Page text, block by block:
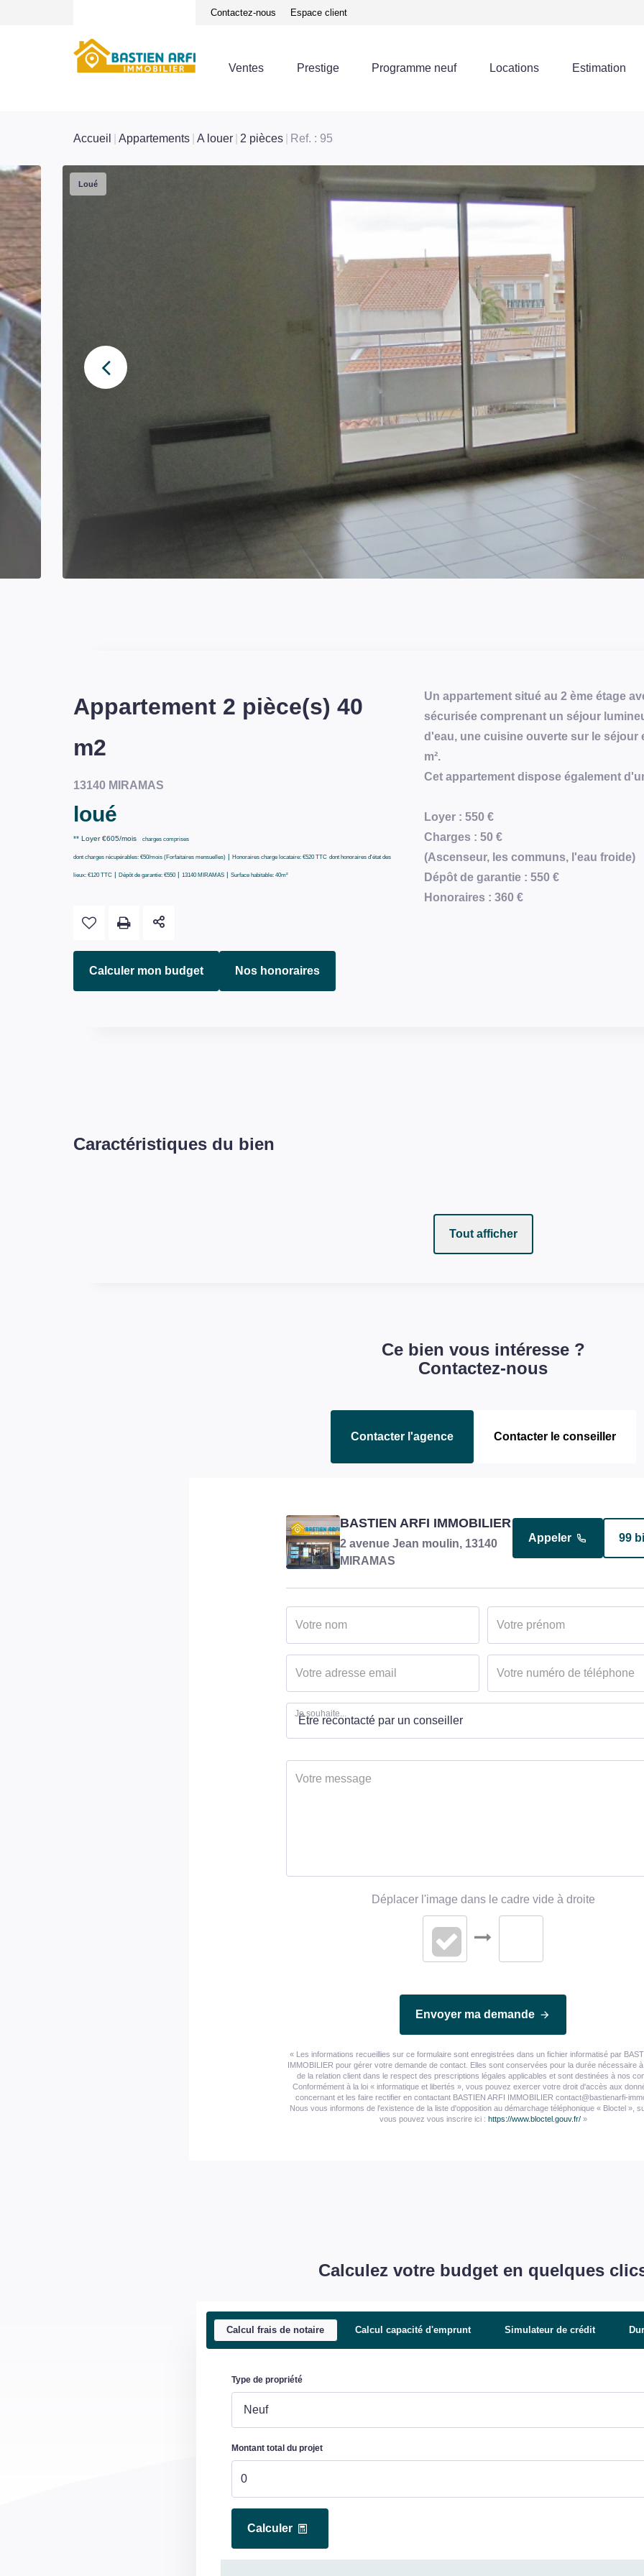
Contactez-nous Espace client
Ventes Prestige Programme neuf Locations Estimation
Accueil Appartements A louer 2 pièces Ref. : 95
Loué
Appartement 2 pièce(s) 40
m2
13140 MIRAMAS
loué
** Loyer €605/mois charges comprises
dont charges récupérables: €50/mois (Forfaitaires mensuelles) | Honoraires charge locataire: €520 TTC dont honoraires d'état des
lieux: €120 TTC | Dépôt de garantie: €550| 13140 MIRAMAS | Surface habitable: 40m²
Calculer mon budget Nos honoraires
Un appartement situé au 2 ème étage
sécurisée comprenant un séjour
d'eau, une cuisine ouverte sur le
m².
Cet appartement dispose également
Loyer : 550 €
Charges : 50 €
(Ascenseur, les communs, l'eau froide)
Dépôt de garantie : 550 €
Honoraires : 360 €
Caractéristiques du bien
Tout afficher
Ce bien vous intéresse ?
Contactez-nous
Contacter l'agence Contacter le conseiller
BLAISE PRISCILLA
Négociatrice en charge du bien
Appeler 4
BASTIEN ARFI IMMOBILIER
2 avenue Jean moulin, 13140
MIRAMAS
Appeler 99
Je souhaite...
Déplacer l'image dans le cadre vide à droite
Envoyer ma demande
« Les informations recueillies sur ce formulaire sont enregistrées dans un fichier informatisé par
IMMOBILIER pour gérer votre demande de contact. Elles sont conservées pour la durée nécessaire
de la relation client dans le respect des prescriptions légales applicables et sont destinées à nos
Conformément à la loi « informatique et libertés », vous pouvez exercer votre droit d'accès aux
concernant et les faire rectifier en contactant BASTIEN ARFI IMMOBILIER contact@bastienarfi-
Nous vous informons de l'existence de la liste d'opposition au démarchage téléphonique « Bloctel »,
vous pouvez vous inscrire ici : https://www.bloctel.gouv.fr/»
Calculez votre budget en quelques
Calcul frais de notaire Calcul capacité d'emprunt Simulateur de crédit